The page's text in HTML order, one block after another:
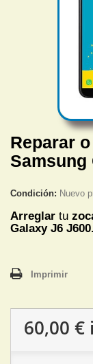
Reparar
Samsung
Condición: Nuevo
Arreglar tu
Galaxy J6 J600.
Imprimir
60,00 €